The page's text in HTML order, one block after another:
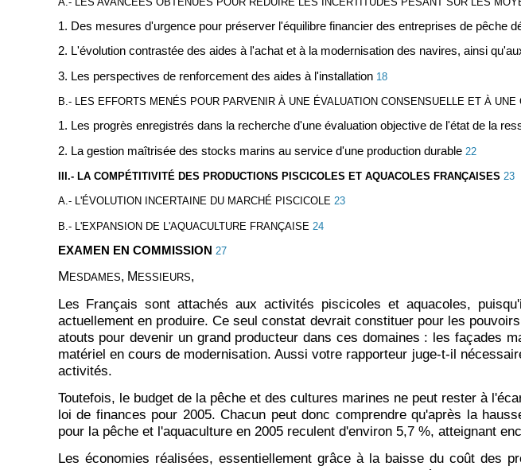
1. Des mesures d'urgence pour préserver l'équilibre financier des entreprises de pêche
2. L'évolution contrastée des aides à l'achat et à la modernisation des navires, ainsi
3. Les perspectives de renforcement des aides à l'installation 18
B.- LES EFFORTS MENÉS POUR PARVENIR À UNE ÉVALUATION CONSENSUELLE ET À
1. Les progrès enregistrés dans la recherche d'une évaluation objective de l'état de la
2. La gestion maîtrisée des stocks marins au service d'une production durable 22
III.- LA COMPÉTITIVITÉ DES PRODUCTIONS PISCICOLES ET AQUACOLES FRANÇAISES 23
A.- L'ÉVOLUTION INCERTAINE DU MARCHÉ PISCICOLE 23
B.- L'EXPANSION DE L'AQUACULTURE FRANÇAISE 24
EXAMEN EN COMMISSION 27
M ESDAMES, M ESSIEURS,
Les Français sont attachés aux activités piscicoles et aquacoles,
actuellement en produire. Ce seul constat devrait constituer pour les
atouts pour devenir un grand producteur dans ces domaines : les façades
matériel en cours de modernisation. Aussi votre rapporteur juge-t-il
activités.
Toutefois, le budget de la pêche et des cultures marines ne peut rester à
loi de finances pour 2005. Chacun peut donc comprendre qu'après la
pour la pêche et l'aquaculture en 2005 reculent d'environ 5,7 %, atteignant
Les économies réalisées, essentiellement grâce à la baisse du coût des